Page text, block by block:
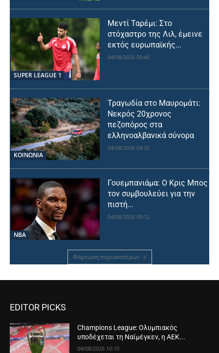
SUPER LEAGUE 1
Μεντί Ταρέμι: Στο
στόχαστρο της Λιλ, έμεινε
εκτός ευρωπαϊκής...
04/08/2026 09:40
ΚΟΙΝΩΝΙΑ
Τραγωδία στο Μαυρομάτι:
Νεκρός 20χρονος
πεζοπόρος στα
ελληνοαλβανικά σύνορα
04/08/2026 04:35
NBA
Γουεμπανιάμα: Ο Κρις Μπος
τον συμβουλεύει για την
πιστή...
04/08/2026 09:12
Φόρτωση περισσοτέρων
EDITOR PICKS
Champions League: Ολυμπιακός
υποδέχεται τη Ναϊμέγκεν, η ΑΕΚ...
04/08/2026 10:10